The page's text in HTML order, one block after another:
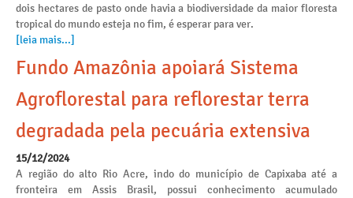
dois hectares de pasto onde havia a biodiversidade da maior floresta
tropical do mundo esteja no fim, é esperar para ver.
[leia mais...]
Fundo Amazônia apoiará Sistema
Agroflorestal para reflorestar terra
degradada pela pecuária extensiva
15/12/2024
A região do alto Rio Acre, indo do município de Capixaba até a
fronteira em Assis Brasil, possui conhecimento acumulado